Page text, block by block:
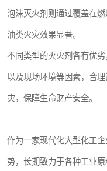
泡沫灭火剂则通过覆盖在
油类火灾效果显著。
不同类型的灭火剂各有优
以及现场环境等因素，合
灾，保障生命财产安全。
作为一家现代化大型化工
势，长期致力于各种工业原